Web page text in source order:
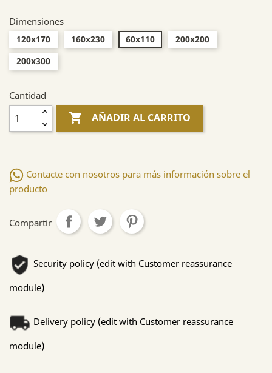
Dimensiones
120x170 160x230 60x110
200x200
200x300
Cantidad
 AÑADIR AL CARRITO
Contacte con nosotros para más información sobre el
producto
Compartir
Security policy (edit with Customer reassurance
module)
Delivery policy (edit with Customer reassurance
module)